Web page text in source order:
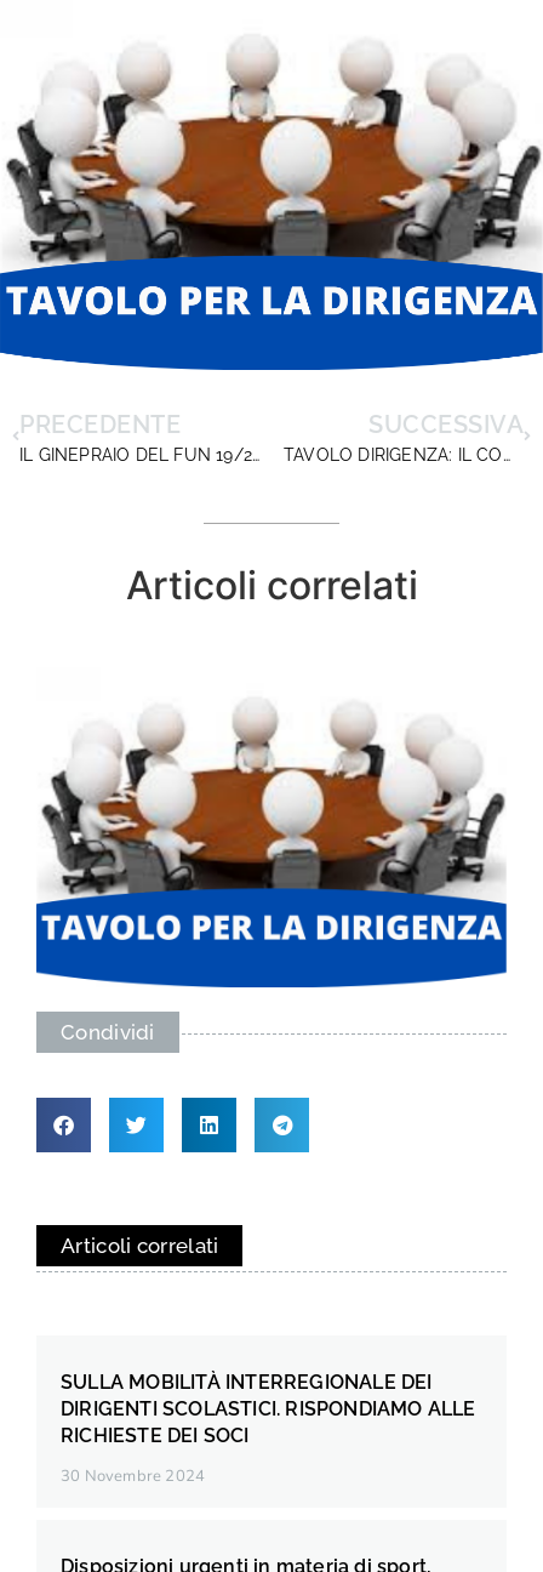
PRECEDENTE
IL GINEPRAIO DEL FUN 19/20 E 20/21. SITUAZIONE INSOSTENIBILE
SUCCESSIVA
TAVOLO DIRIGENZA: IL COMUNICATO DIRIGENTISCUOLA SULLE PRINCIPALI AGENZIE DI STAMPA
Articoli correlati
Condividi
Articoli correlati
SULLA MOBILITÀ INTERREGIONALE DEI
DIRIGENTI SCOLASTICI. RISPONDIAMO ALLE
RICHIESTE DEI SOCI
30 Novembre 2024
Disposizioni urgenti in materia di sport,